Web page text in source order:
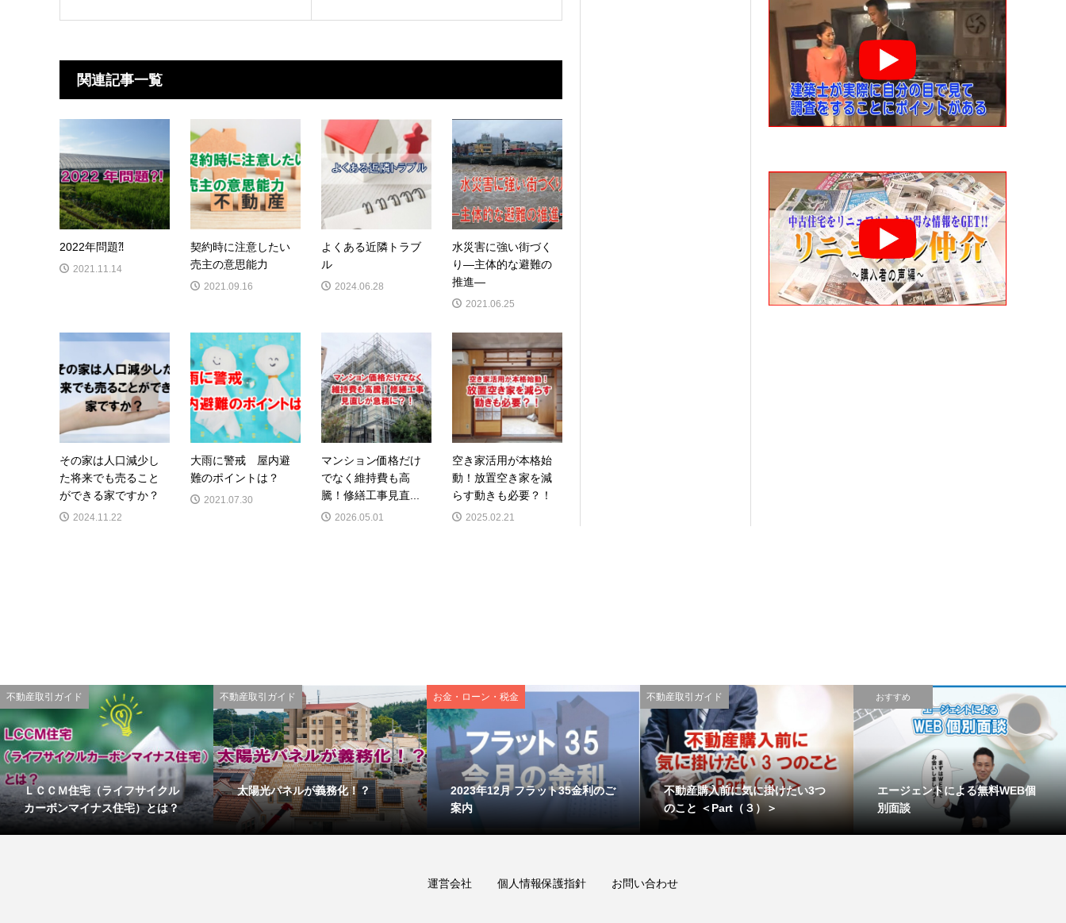
関連記事一覧
2022年問題⁈
2021.11.14
契約時に注意したい
売主の意思能力
2021.09.16
よくある近隣トラブ
ル
2024.06.28
水災害に強い街づく
り―主体的な避難の
推進―
2021.06.25
その家は人口減少し
た将来でも売ること
ができる家ですか？
2024.11.22
大雨に警戒 屋内避
難のポイントは？
2021.07.30
マンション価格だけ
でなく維持費も高
騰！修繕工事見直...
2026.05.01
空き家活用が本格始
動！放置空き家を減
らす動きも必要？！
2025.02.21
不動産取引ガイド
ＬＣＣＭ住宅（ライフサイクル
カーボンマイナス住宅）とは？
不動産取引ガイド
太陽光パネルが義務化！？
お金・ローン・税金
2023年12月 フラット35金利のご
案内
不動産取引ガイド
不動産購入前に気に掛けたい3つ
のこと ＜Part（３）＞
おすすめ
エージェントによる無料WEB個
別面談
運営会社 個人情報保護指針 お問い合わせ